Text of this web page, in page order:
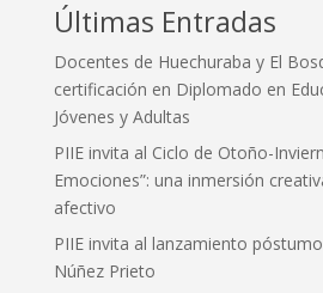
Últimas Entradas
Docentes de Huechuraba y El
certificación en Diplomado en
Jóvenes y Adultas
PIIE invita al Ciclo de Otoño-
Emociones”: una inmersión
afectivo
PIIE invita al lanzamiento
Núñez Prieto